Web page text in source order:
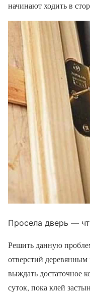
начинают ходить в
Просела дверь —
Решить данную
отверстий
выждать достаточное
суток, пока клей